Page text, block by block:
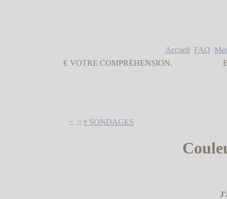
Accueil FAQ
DE VOTRE COMPRÉHENSION.
Bienvenue
:: :: † SONDAGES